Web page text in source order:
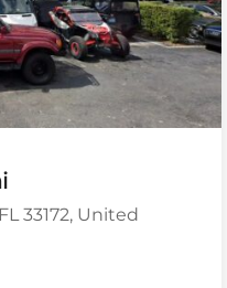
33172, United